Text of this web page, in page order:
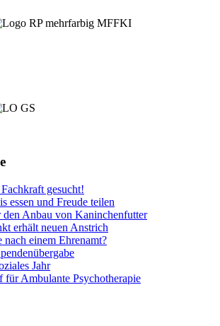
gesucht!
essen und Freude teilen
den Anbau von Kaninchenfutter
erhält neuen Anstrich
nach einem Ehrenamt?
Jahr
für Ambulante Psychotherapie